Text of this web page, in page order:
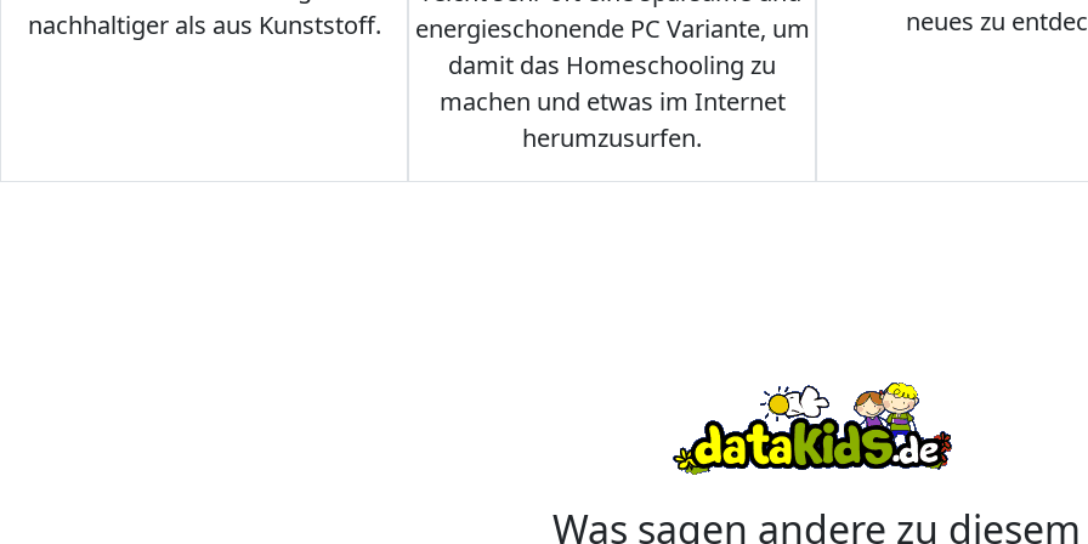
nachhaltiger als aus Kunststoff.
energieschonende PC Variante, um
damit das Homeschooling zu
machen und etwas im Internet
herumzusurfen.
neues zu
Was sagen andere zu diesem